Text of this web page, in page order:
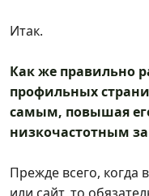
Итак.
Как же правильно
профильных
самым, повышая
низкочастотным
Прежде всего,